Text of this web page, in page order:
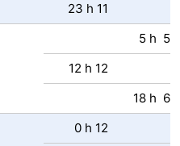
23 h 11
5 h 5
12 h 12
18 h 6
0 h 12